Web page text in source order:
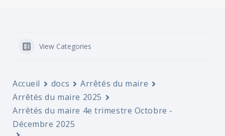
View Categories
Accueil docs
Arrêtés du maire
Arrêtés du maire 2025
Arrêtés du maire 4e trimestre Octobre -
Décembre 2025